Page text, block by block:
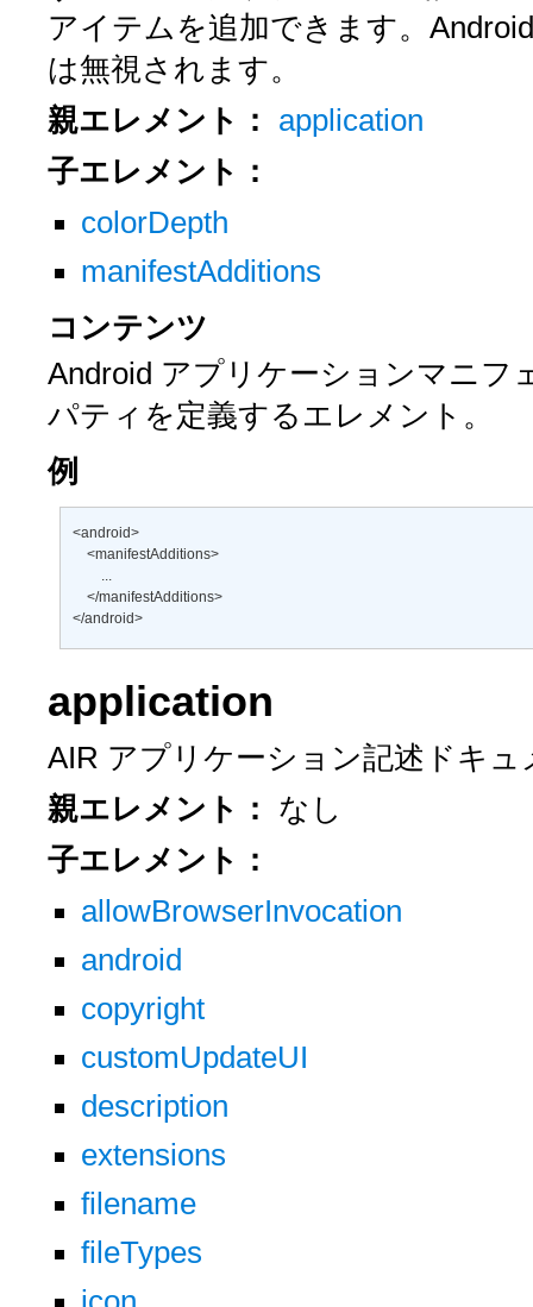
アイテムを追加できます。
は無視されます。
親エレメント： application
子エレメント：
colorDepth
manifestAdditions
コンテンツ
Android アプリケーションマニフ
パティを定義するエレメント。
例
<android>
    <manifestAdditions>
        ...
    </manifestAdditions>
</android>
application
AIR アプリケーション記述ドキ
親エレメント： なし
子エレメント：
allowBrowserInvocation
android
copyright
customUpdateUI
description
extensions
filename
fileTypes